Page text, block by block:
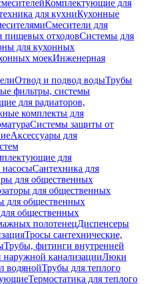
Комплектующие для
для кухниКухонные
Смесители для
пищевых отходовСистемы для
для кухонных
моекИнженерная
Отвод и подвод водыТрубы
фильтры, системы
для радиаторов,
комплекты для
Системы защиты от
Аксессуары для
для
Сантехника для
для общественных
для общественных
для общественных
общественных
полотенецДиспенсеры
Тросы сантехнические,
Трубы, фитинги внутренней
канализацииЛюки
водянойТрубы для теплого
Термостатика для теплого